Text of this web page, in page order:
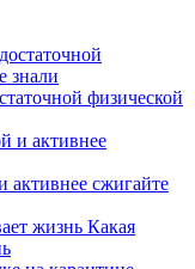
физической
активнее сжигайте
Какая